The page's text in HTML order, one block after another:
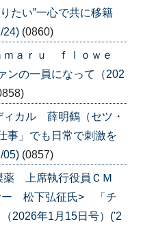
い”一心で共に移籍
24) (0860)
ｍａｒｕ ｆｌｏｗｅ
の一員になって（202
ィカル 薛明鶴（セツ・
事」でも日常で刺激を
05) (0857)
薬 上席執行役員ＣＭ
ー 松下弘征氏> 「チ
2026年1月15日号）('2